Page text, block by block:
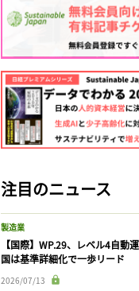
注目のニュース
製造業
【国際】WP.29、レベル4自動
国は基準詳細化で一歩リード
2026/07/13